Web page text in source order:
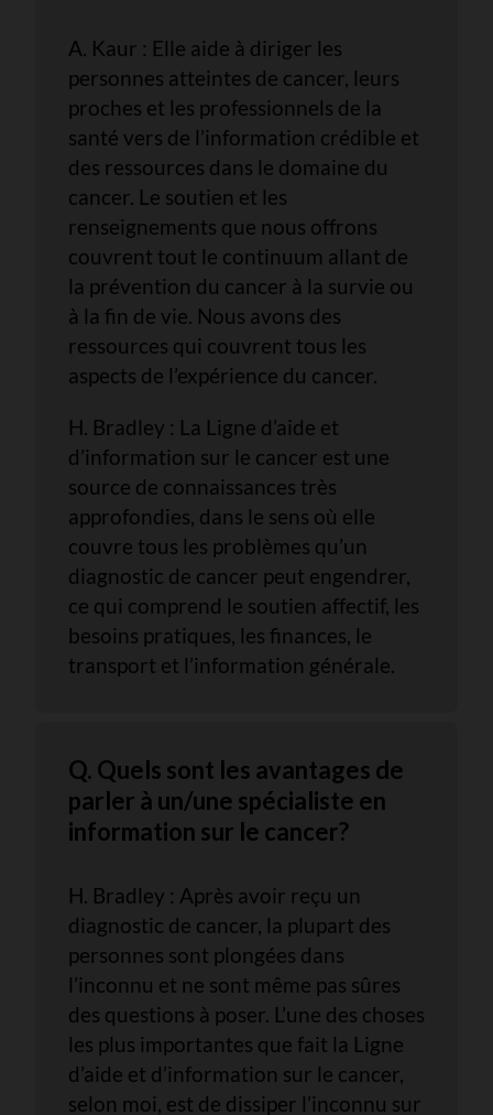
A. Kaur : Elle aide à diriger les
personnes atteintes de cancer, leurs
proches et les professionnels de la
santé vers de l’information crédible et
des ressources dans le domaine du
cancer. Le soutien et les
renseignements que nous offrons
couvrent tout le continuum allant de
la prévention du cancer à la survie ou
à la fin de vie. Nous avons des
ressources qui couvrent tous les
aspects de l’expérience du cancer.
H. Bradley : La Ligne d’aide et
d’information sur le cancer est une
source de connaissances très
approfondies, dans le sens où elle
couvre tous les problèmes qu’un
diagnostic de cancer peut engendrer,
ce qui comprend le soutien affectif, les
besoins pratiques, les finances, le
transport et l’information générale.
Q. Quels sont les avantages de
parler à un/une spécialiste en
information sur le cancer?
H. Bradley : Après avoir reçu un
diagnostic de cancer, la plupart des
personnes sont plongées dans
l’inconnu et ne sont même pas sûres
des questions à poser. L’une des choses
les plus importantes que fait la Ligne
d’aide et d’information sur le cancer,
selon moi, est de dissiper l’inconnu sur